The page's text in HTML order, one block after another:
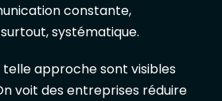
constante,
systématique.
telle approche sont visibles
voit des entreprises réduire